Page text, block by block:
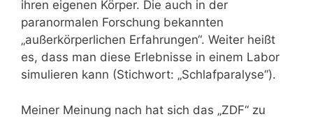
ihren eigenen Körper. Die auch in der
paranormalen Forschung bekannten
„außerkörperlichen Erfahrungen“. Weiter heißt
es, dass man diese Erlebnisse in einem Labor
simulieren kann (Stichwort: „Schlafparalyse“).
Meiner Meinung nach hat sich das „ZDF“ zu